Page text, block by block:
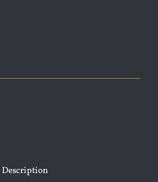
Description